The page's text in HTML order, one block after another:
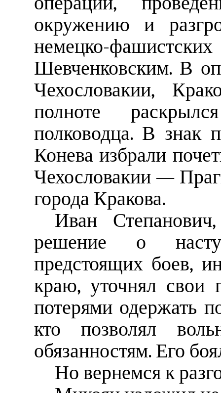
окружению и
немецко-
Шевченковским. В
Чехословакии,
полноте
полководца. В знак
Конева избрали
Чехословакии —
города Кракова.
Иван
решение о
предстоящих боев,
краю, уточнял
потерями одержать
кто позволял
обязанностям. Его
Но вернемся к